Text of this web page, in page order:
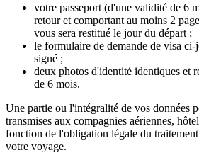
votre passeport (d'une validité de 6
retour et comportant au moins 2
vous sera restitué le jour du départ ;
le formulaire de demande de visa
signé ;
deux photos d'identité identiques et
de 6 mois.
Une partie ou l'intégralité de vos données
transmises aux compagnies aériennes,
fonction de l'obligation légale du
votre voyage.